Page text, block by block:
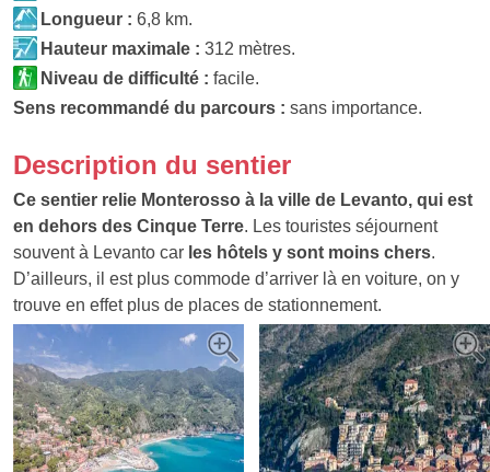
Longueur : 6,8 km.
Hauteur maximale : 312 mètres.
Niveau de difficulté : facile.
Sens recommandé du parcours : sans importance.
Description du sentier
Ce sentier relie Monterosso à la ville de Levanto, qui est
en dehors des Cinque Terre. Les touristes séjournent
souvent à Levanto car les hôtels y sont moins chers.
D’ailleurs, il est plus commode d’arriver là en voiture, on y
trouve en effet plus de places de stationnement.